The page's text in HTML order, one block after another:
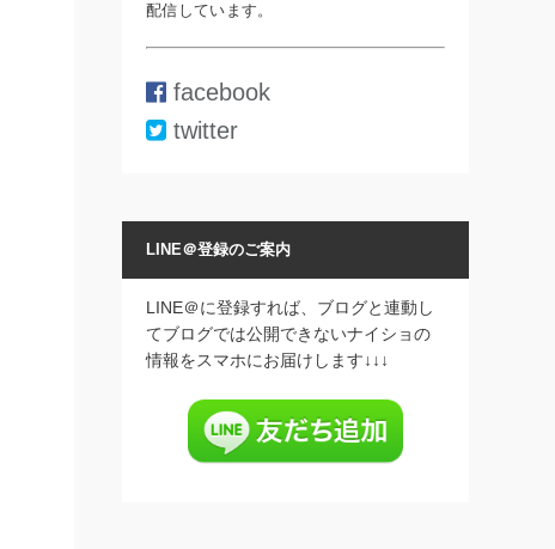
配信しています。
facebook
twitter
LINE＠登録のご案内
LINE＠に登録すれば、ブログと連動し
てブログでは公開できないナイショの
情報をスマホにお届けします↓↓↓